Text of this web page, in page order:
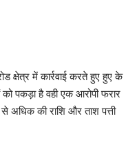
क्षेत्र में कार्रवाई करते हुए हुए के
को पकड़ा है वही एक आरोपी फरार
अधिक की राशि और ताश पत्ती